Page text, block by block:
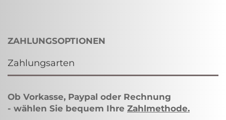
ZAHLUNGSOPTIONEN
Zahlungsarten
Ob Vorkasse, Paypal oder Rechnung
- wählen Sie bequem Ihre Zahlmethode.